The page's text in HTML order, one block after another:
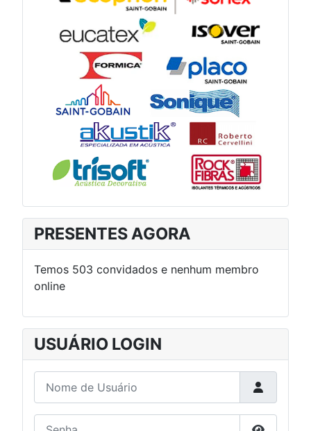
PRESENTES AGORA
Temos 503 convidados e nenhum membro
online
USUÁRIO LOGIN
Nome de Usuário